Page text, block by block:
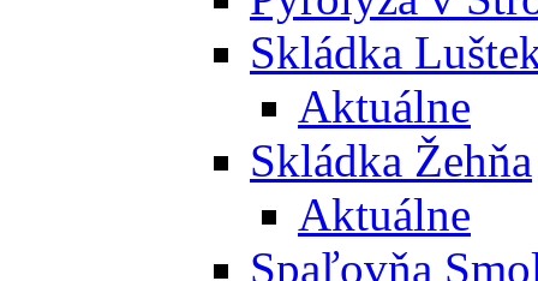
Skládka
Aktuálne
Skládka Žehňa
Aktuálne
Spaľovňa